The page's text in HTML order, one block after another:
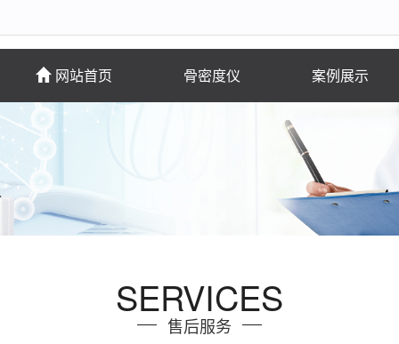
网站首页 骨密度仪 案例展示
SERVICES
售后服务